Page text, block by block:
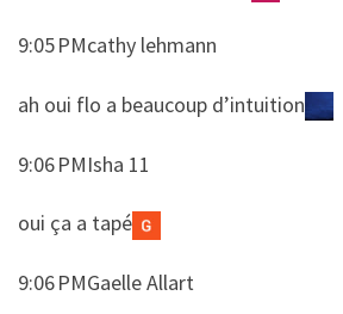
9:05 PMcathy lehmann
​​ah oui flo a beaucoup d’intuition
9:06 PMIsha 11
​​oui ça a tapé
9:06 PMGaelle Allart